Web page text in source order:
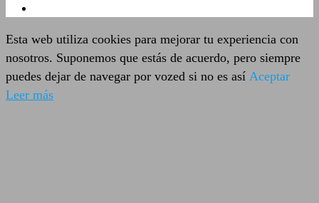
Esta web utiliza cookies para mejorar tu experiencia con
nosotros. Suponemos que estás de acuerdo, pero siempre
puedes dejar de navegar por vozed si no es así Aceptar
Leer más